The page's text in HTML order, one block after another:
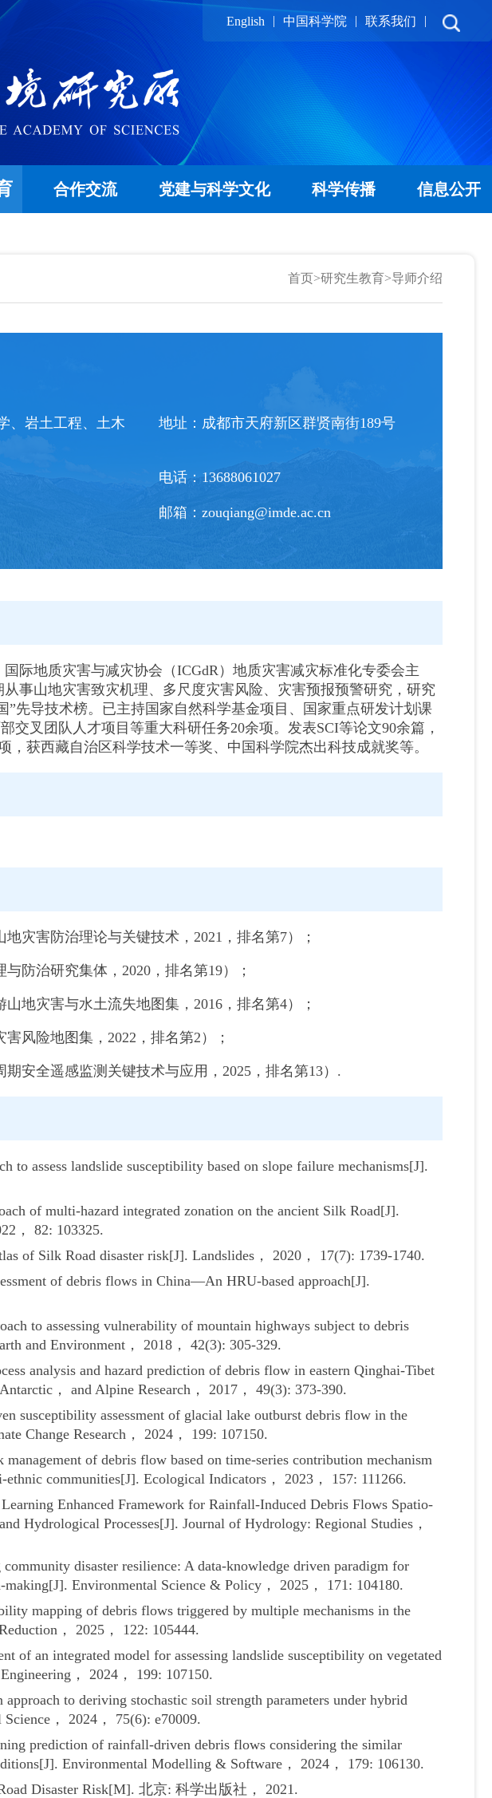
English | 中国科学院 | 联系我们 |
合作交流 党建与科学文化 科学传播 信息公开
首页>研究生教育>导师介绍
、岩土工程、土木
地址： 成都市天府新区群贤南街189号
电话： 13688061027
邮箱： zouqiang@imde.ac.cn
际地质灾害与减灾协会（ICGdR）地质灾害减灾标准化专委会主
事山地灾害致灾机理、多尺度灾害风险、灾害预报预警研究，研究
”先导技术榜。已主持国家自然科学基金项目、国家重点研发计划课
叉团队人才项目等重大科研任务20余项。发表SCI等论文90余篇，
获西藏自治区科学技术一等奖、中国科学院杰出科技成就奖等。
灾害防治理论与关键技术，2021，排名第7）；
防治研究集体，2020，排名第19）；
地灾害与水土流失地图集，2016，排名第4）；
风险地图集，2022，排名第2）；
安全遥感监测关键技术与应用，2025，排名第13）.
assess landslide susceptibility based on slope failure mechanisms[J].
of multi-hazard integrated zonation on the ancient Silk Road[J].
， 82: 103325.
of Silk Road disaster risk[J]. Landslides， 2020， 17(7): 1739-1740.
of debris flows in China—An HRU-based approach[J].
to assessing vulnerability of mountain highways subject to debris
and Environment， 2018， 42(3): 305-329.
analysis and hazard prediction of debris flow in eastern Qinghai-Tibet
， and Alpine Research， 2017， 49(3): 373-390.
susceptibility assessment of glacial lake outburst debris flow in the
Change Research， 2024， 199: 107150.
of debris flow based on time-series contribution mechanism
communities[J]. Ecological Indicators， 2023， 157: 111266.
Enhanced Framework for Rainfall-Induced Debris Flows Spatio-
Hydrological Processes[J]. Journal of Hydrology: Regional Studies，
disaster resilience: A data-knowledge driven paradigm for
Environmental Science & Policy， 2025， 171: 104180.
mapping of debris flows triggered by multiple mechanisms in the
， 2025， 122: 105444.
of an integrated model for assessing landslide susceptibility on vegetated
， 2024， 199: 107150.
to deriving stochastic soil strength parameters under hybrid
， 2024， 75(6): e70009.
prediction of rainfall-driven debris flows considering the similar
Environmental Modelling & Software， 2024， 179: 106130.
Disaster Risk[M]. 北京: 科学出版社， 2021.